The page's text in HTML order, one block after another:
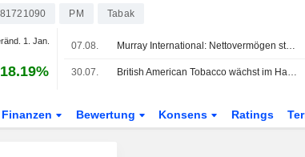
PM Tabak
1. Jan. 07.08. Murray International: Nettovermögen steigt, Performance bleibt aber hinter Benchmark zurück
30.07. British American Tobacco wächst im Halbjahr - Analyst moniert Marge
Finanzen Bewertung Konsens Ratings